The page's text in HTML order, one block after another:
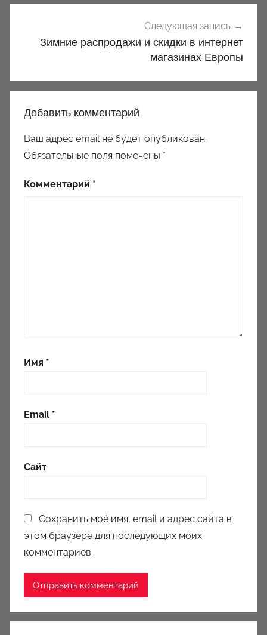
Следующая запись
Зимние распродажи и скидки в интернет
магазинах Европы
Добавить комментарий
Ваш адрес email не будет опубликован.
Обязательные поля помечены *
Комментарий *
Имя *
Email *
Сайт
Сохранить моё имя, email и адрес сайта в
этом браузере для последующих моих
комментариев.